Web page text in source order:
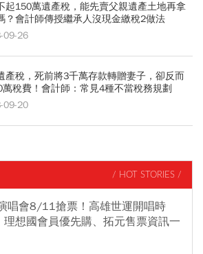
起150萬遺產稅，能先賣父親遺產土地再拿
？會計師傳授繼承人沒現金繳稅2做法
09-26
產稅，死前將3千萬存款轉贈妻子，卻反而
稅費！會計師：常見4種不當稅務規劃
09-20
/ HOT STORIES /
唱會8/11搶票！高雄世運開唱時
理想國會員優先購、拓元售票資訊一